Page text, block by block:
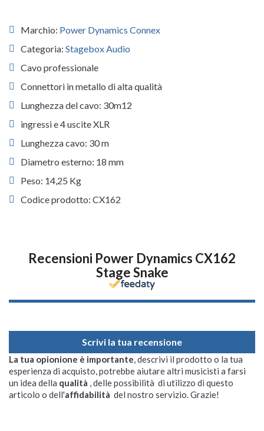
Marchio: Power Dynamics Connex
Categoria: Stagebox Audio
Cavo professionale
Connettori in metallo di alta qualità
Lunghezza del cavo: 30m12
ingressi e 4 uscite XLR
Lunghezza cavo: 30 m
Diametro esterno: 18 mm
Peso: 14,25 Kg
Codice prodotto: CX162
Recensioni Power Dynamics CX162
Stage Snake
Scrivi la tua recensione
La tua opionione è importante, descrivi il prodotto o la tua
esperienza di acquisto, potrebbe aiutare altri musicisti a farsi
un idea della qualità , delle possibilità di utilizzo di questo
articolo o dell'affidabilità del nostro servizio. Grazie!